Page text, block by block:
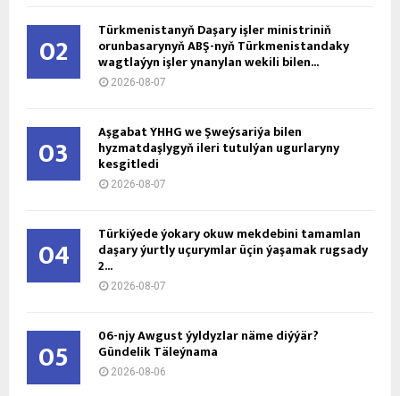
02 Türkmenistanyň Daşary işler ministriniň
orunbasarynyň ABŞ-nyň Türkmenistandaky
wagtlaýyn işler ynanylan wekili bilen...
2026-08-07
03 Aşgabat ÝHHG we Şweýsariýa bilen
hyzmatdaşlygyň ileri tutulýan ugurlaryny
kesgitledi
2026-08-07
04 Türkiýede ýokary okuw mekdebini tamamlan
daşary ýurtly uçurymlar üçin ýaşamak rugsady
2...
2026-08-07
05 06-njy Awgust ýyldyzlar näme diýýär?
Gündelik Täleýnama
2026-08-06